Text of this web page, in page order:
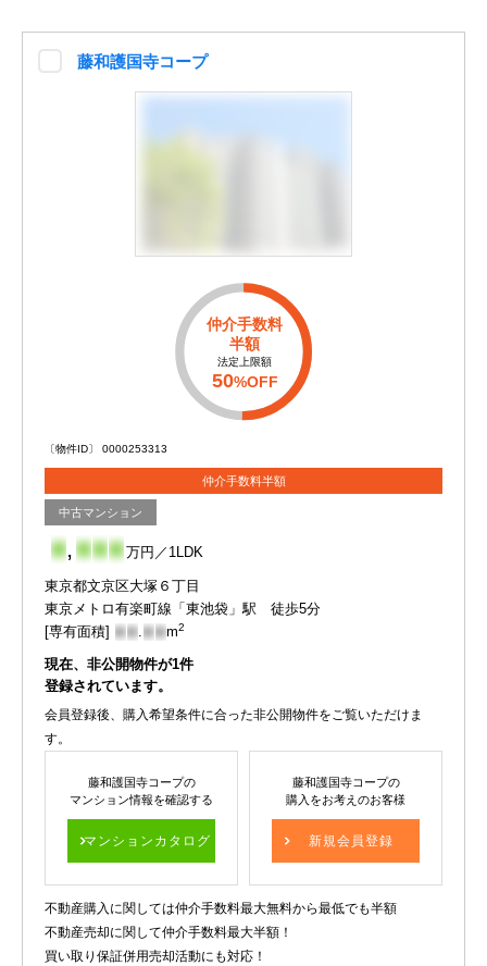
藤和護国寺コープ
仲介手数料
半額
法定上限額
50%OFF
〔物件ID〕 0000253313
仲介手数料半額
中古マンション
- ,- - - 万円／1LDK
東京都文京区大塚６丁目
東京メトロ有楽町線「東池袋」駅 徒歩5分
[専有面積] - - .- - m2
現在、非公開物件が1件
登録されています。
会員登録後、購入希望条件に合った非公開物件をご覧いただけま
す。
藤和護国寺コープの
マンション情報を確認する
マンションカタログ
藤和護国寺コープの
購入をお考えのお客様
新規会員登録
不動産購入に関しては仲介手数料最大無料から最低でも半額
不動産売却に関して仲介手数料最大半額！
買い取り保証併用売却活動にも対応！